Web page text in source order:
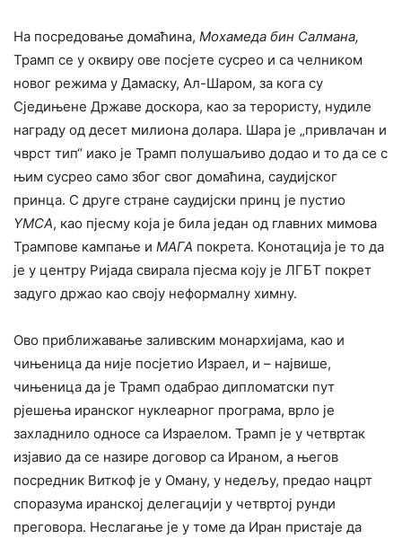
На посредовање домаћина, Мохамеда бин Салмана,
Трамп се у оквиру ове посјете сусрео и са челником
новог режима у Дамаску, Ал-Шаром, за кога су
Сједињене Државе доскора, као за терористу, нудиле
награду од десет милиона долара. Шара је „привлачан и
чврст тип“ иако је Трамп полушаљиво додао и то да се с
њим сусрео само због свог домаћина, саудијског
принца. С друге стране саудијски принц је пустио
YMCA, као пјесму која је била један од главних мимова
Трампове кампање и МАГА покрета. Конотација је то да
је у центру Ријада свирала пјесма коју је ЛГБТ покрет
задуго држао као своју неформалну химну.
Ово приближавање заливским монархијама, као и
чињеница да није посјетио Израел, и – највише,
чињеница да је Трамп одабрао дипломатски пут
рјешења иранског нуклеарног програма, врло је
захладнило односе са Израелом. Трамп је у четвртак
изјавио да се назире договор са Ираном, а његов
посредник Виткоф је у Оману, у недељу, предао нацрт
споразума иранској делегацији у четвртој рунди
преговора. Неслагање је у томе да Иран пристаје да